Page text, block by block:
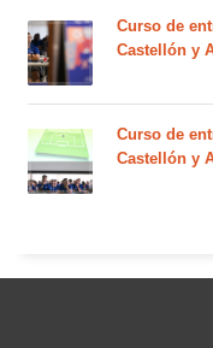
Curso de
Castellón y
Curso de
Castellón y